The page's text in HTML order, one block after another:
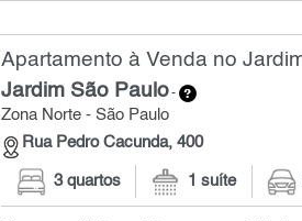
Apartamento à Venda no
Jardim São Paulo-
Zona Norte - São Paulo
Rua Pedro Cacunda, 400
3 quartos 1 suíte